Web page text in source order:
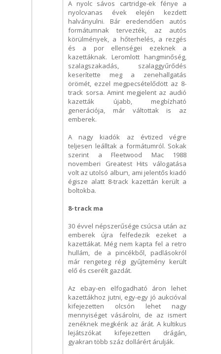
A nyolc sávos cartridge-ek fénye a
nyolcvanas évek elején kezdett
halványulni. Bár eredendően autós
formátumnak tervezték, az autós
körülmények, a hőterhelés, a rezgés
és a por ellenségei ezeknek a
kazettáknak. Leromlott hangminőség,
szalagszakadás, szalaggyűrődés
keserítette meg a zenehallgatás
örömét, ezzel megpecsételődött az 8-
track sorsa. Amint megjelent az audió
kazetták újabb, megbízható
generációja, már váltottak is az
emberek.
A nagy kiadók az évtized végre
teljesen leálltak a formátumról. Sokak
szerint a Fleetwood Mac 1988
novemberi Greatest Hits válogatása
volt az utolsó album, ami jelentős kiadó
égisze alatt 8-track kazettán került a
boltokba.
8-track ma
30 évvel népszerűsége csúcsa után az
emberek újra felfedezik ezeket a
kazettákat. Még nem kapta fel a retro
hullám, de a pincékből, padlásokról
már rengeteg régi gyűjtemény került
elő és cserélt gazdát.
Az ebay-en elfogadható áron lehet
kazettákhoz jutni, egy-egy jó aukcióval
kifejezetten olcsón lehet nagy
mennyiséget vásárolni, de az ismert
zenéknek megkérik az árát. A kultikus
lejátszókat kifejezetten drágán,
gyakran több száz dollárért árulják.